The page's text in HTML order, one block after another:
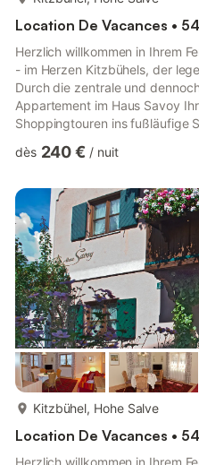
Location De Vacances •
Herzlich willkommen in Ihrem
- im Herzen Kitzbühels, der
Durch die zentrale und
Appartement im Haus Savoy
Shoppingtouren ins fußläufige
Sportaktivitäten (Rad- und
Urlaub in der gemütlichen
freuen uns auf Sie! Das
Erdgeschoss links. Es umfasst
dès 240 € / nuit
Kitzbühel, Hohe Salve
Location De Vacances •
Herzlich willkommen in Ihrem